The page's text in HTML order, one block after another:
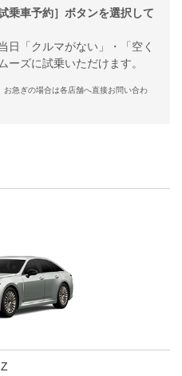
乗車予約］ボタンを選択して
日「クルマがない」・「空く
ーズに試乗いただけます。
急ぎの場合は各店舗へ直接お問い合わ